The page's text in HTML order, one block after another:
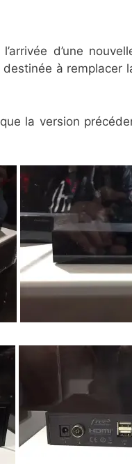
d’une
à remplacer
la version